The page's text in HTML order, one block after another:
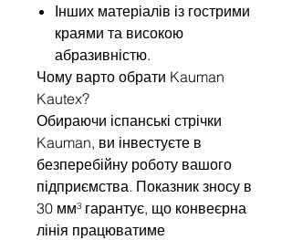
Інших матеріалів із гострими
краями та високою
абразивністю.
Чому варто обрати Kauman
Kautex?
Обираючи іспанські стрічки
Kauman, ви інвестуєте в
безперебійну роботу вашого
підприємства. Показник зносу в
30 мм³ гарантує, що конвеєрна
лінія працюватиме